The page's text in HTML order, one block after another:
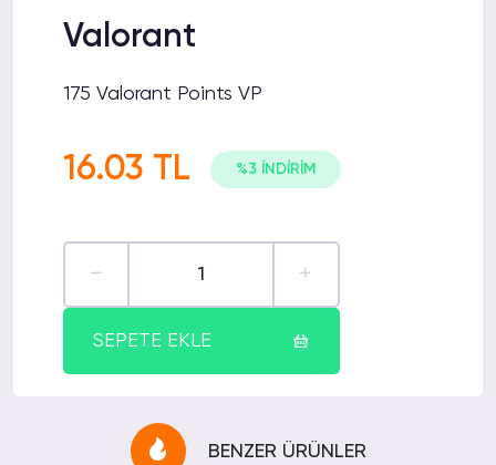
Valorant
175 Valorant Points VP
16.03 TL %3 İNDİRİM
SEPETE EKLE
BENZER ÜRÜNLER